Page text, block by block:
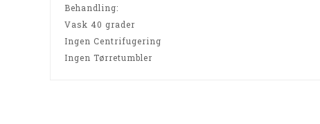
Behandling:
Vask 40 grader
Ingen Centrifugering
Ingen Tørretumbler